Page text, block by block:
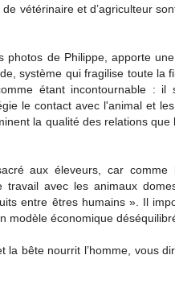
vétérinaire et d’agriculteur
photos de Philippe, apporte
système qui fragilise toute la
étant incontournable :
le contact avec l'animal et
la qualité des relations
aux éleveurs, car comme
avec les animaux
entre êtres humains ». Il
modèle économique
bête nourrit l’homme, vous